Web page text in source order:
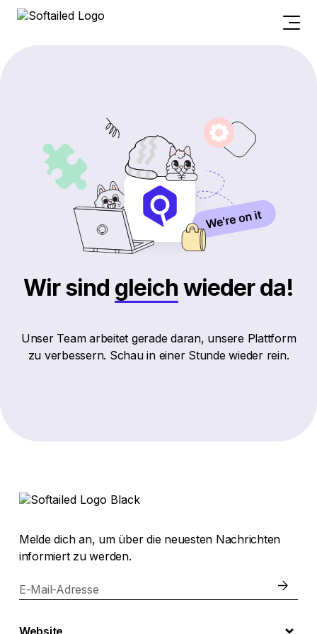
Wir sind gleich wieder da!
Unser Team arbeitet gerade daran, unsere Plattform
zu verbessern. Schau in einer Stunde wieder rein.
Melde dich an, um über die neuesten Nachrichten
informiert zu werden.
E-Mail-Adresse
Website